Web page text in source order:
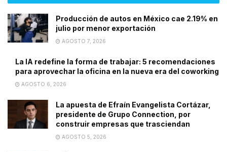
Producción de autos en México cae 2.19% en
julio por menor exportación
AGOSTO 7, 2026
La IA redefine la forma de trabajar: 5 recomendaciones
para aprovechar la oficina en la nueva era del coworking
AGOSTO 6, 2026
La apuesta de Efraín Evangelista Cortázar,
presidente de Grupo Connection, por
construir empresas que trasciendan
AGOSTO 5, 2026